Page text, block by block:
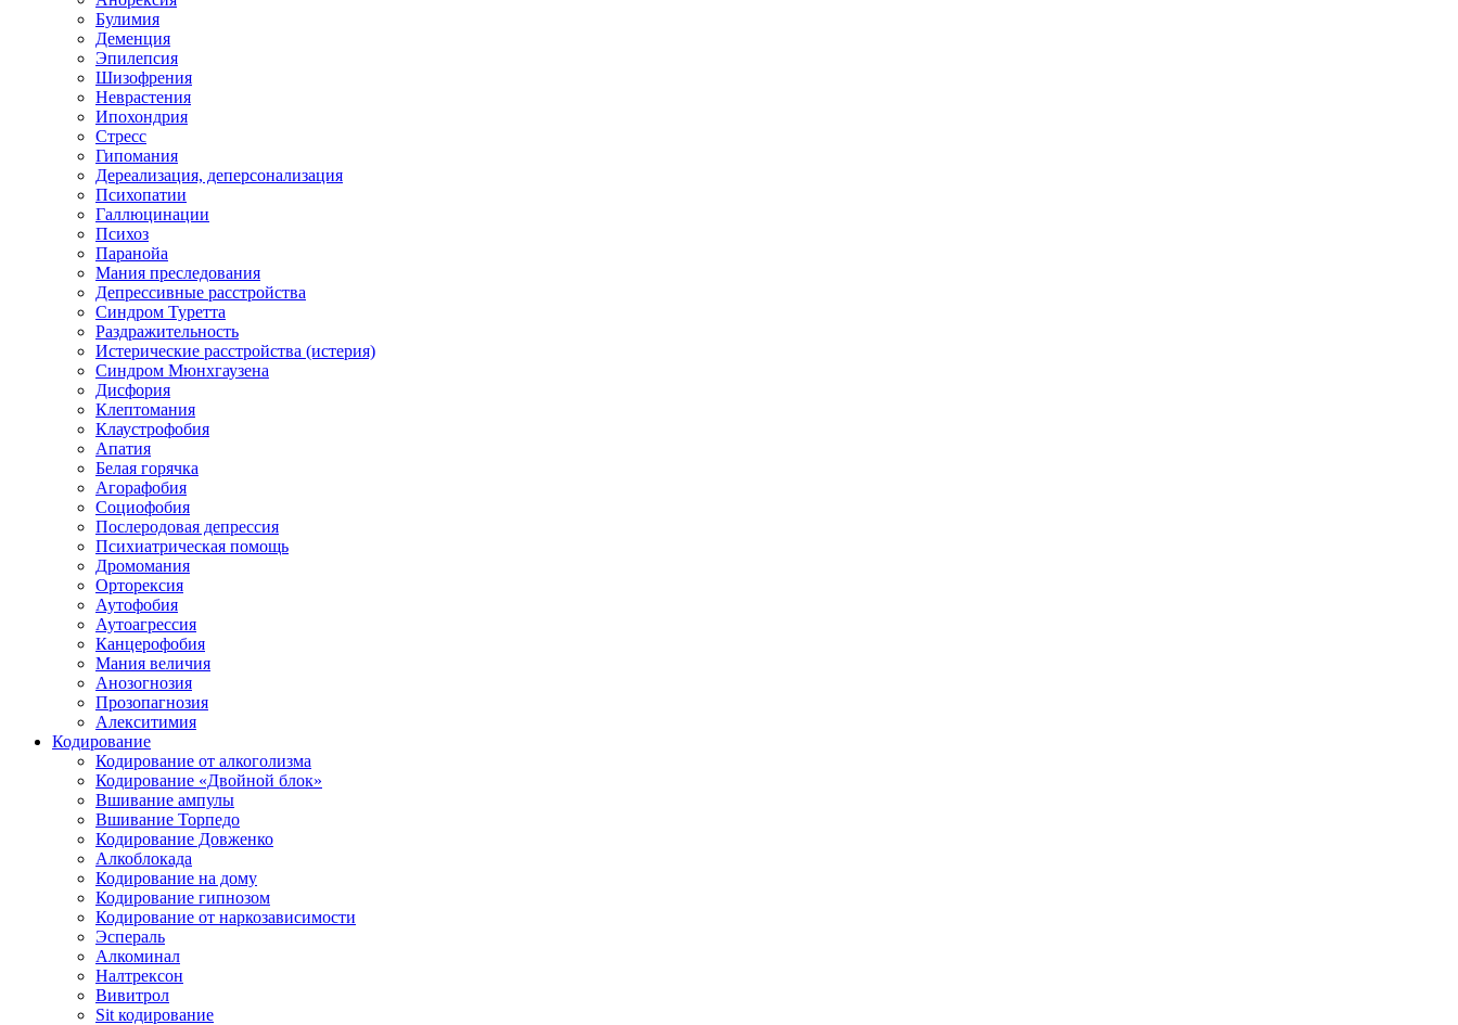
Булимия
Деменция
Эпилепсия
Шизофрения
Неврастения
Ипохондрия
Стресс
Гипомания
Дереализация, деперсонализация
Психопатии
Галлюцинации
Психоз
Паранойа
Мания преследования
Депрессивные расстройства
Синдром Туретта
Раздражительность
Истерические расстройства (истерия)
Синдром Мюнхгаузена
Дисфория
Клептомания
Клаустрофобия
Апатия
Белая горячка
Агорафобия
Социофобия
Послеродовая депрессия
Психиатрическая помощь
Дромомания
Орторексия
Аутофобия
Аутоагрессия
Канцерофобия
Мания величия
Анозогнозия
Прозопагнозия
Алекситимия
Кодирование
Кодирование от алкоголизма
Кодирование «Двойной блок»
Вшивание ампулы
Вшивание Торпедо
Кодирование Довженко
Алкоблокада
Кодирование на дому
Кодирование гипнозом
Кодирование от наркозависимости
Эспераль
Алкоминал
Налтрексон
Вивитрол
Sit кодирование